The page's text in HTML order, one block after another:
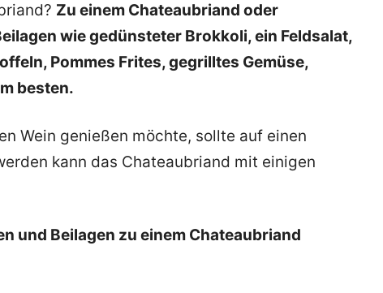
Zu einem Chateaubriand oder
wie gedünsteter Brokkoli, ein Feldsalat,
Pommes Frites, gegrilltes Gemüse,
besten.
Wein genießen möchte, sollte auf einen
kann das Chateaubriand mit einigen
und Beilagen zu einem Chateaubriand